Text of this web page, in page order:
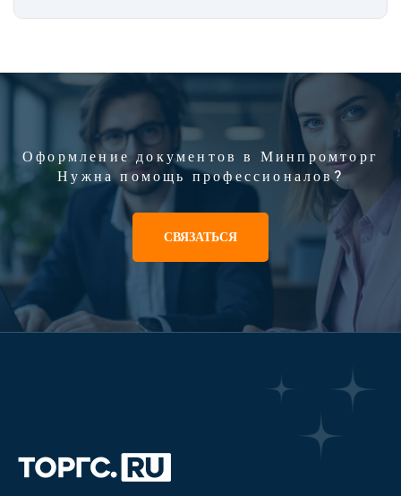
Оформление документов в Минпромторг
Нужна помощь профессионалов?
СВЯЗАТЬСЯ